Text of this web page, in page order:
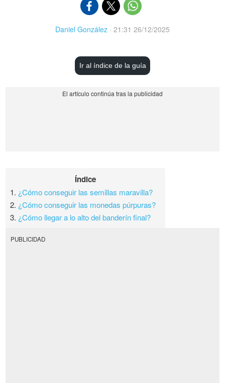
Daniel González · 21:31 26/12/2025
Ir al índice de la guía
Índice
1. ¿Cómo conseguir las semillas maravilla?
2. ¿Cómo conseguir las monedas púrpuras?
3. ¿Cómo llegar a lo alto del banderín final?
PUBLICIDAD